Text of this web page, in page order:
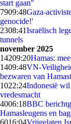
start gaan"
7909:48Gaza-
genocide!'
2308:41Israëlisch
tunnels
november 2025
14209:20Hamas:
1409:48VN-
bezwaren van
1022:24Indonesië wil
vredesmacht
4006:18BBC
Hamasleugens en
6016:04Vrijgelaten